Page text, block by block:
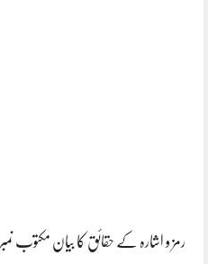
رمز و اشارہ کے حقائق کا بیان مکتوب نمبر 311 دفتر اول